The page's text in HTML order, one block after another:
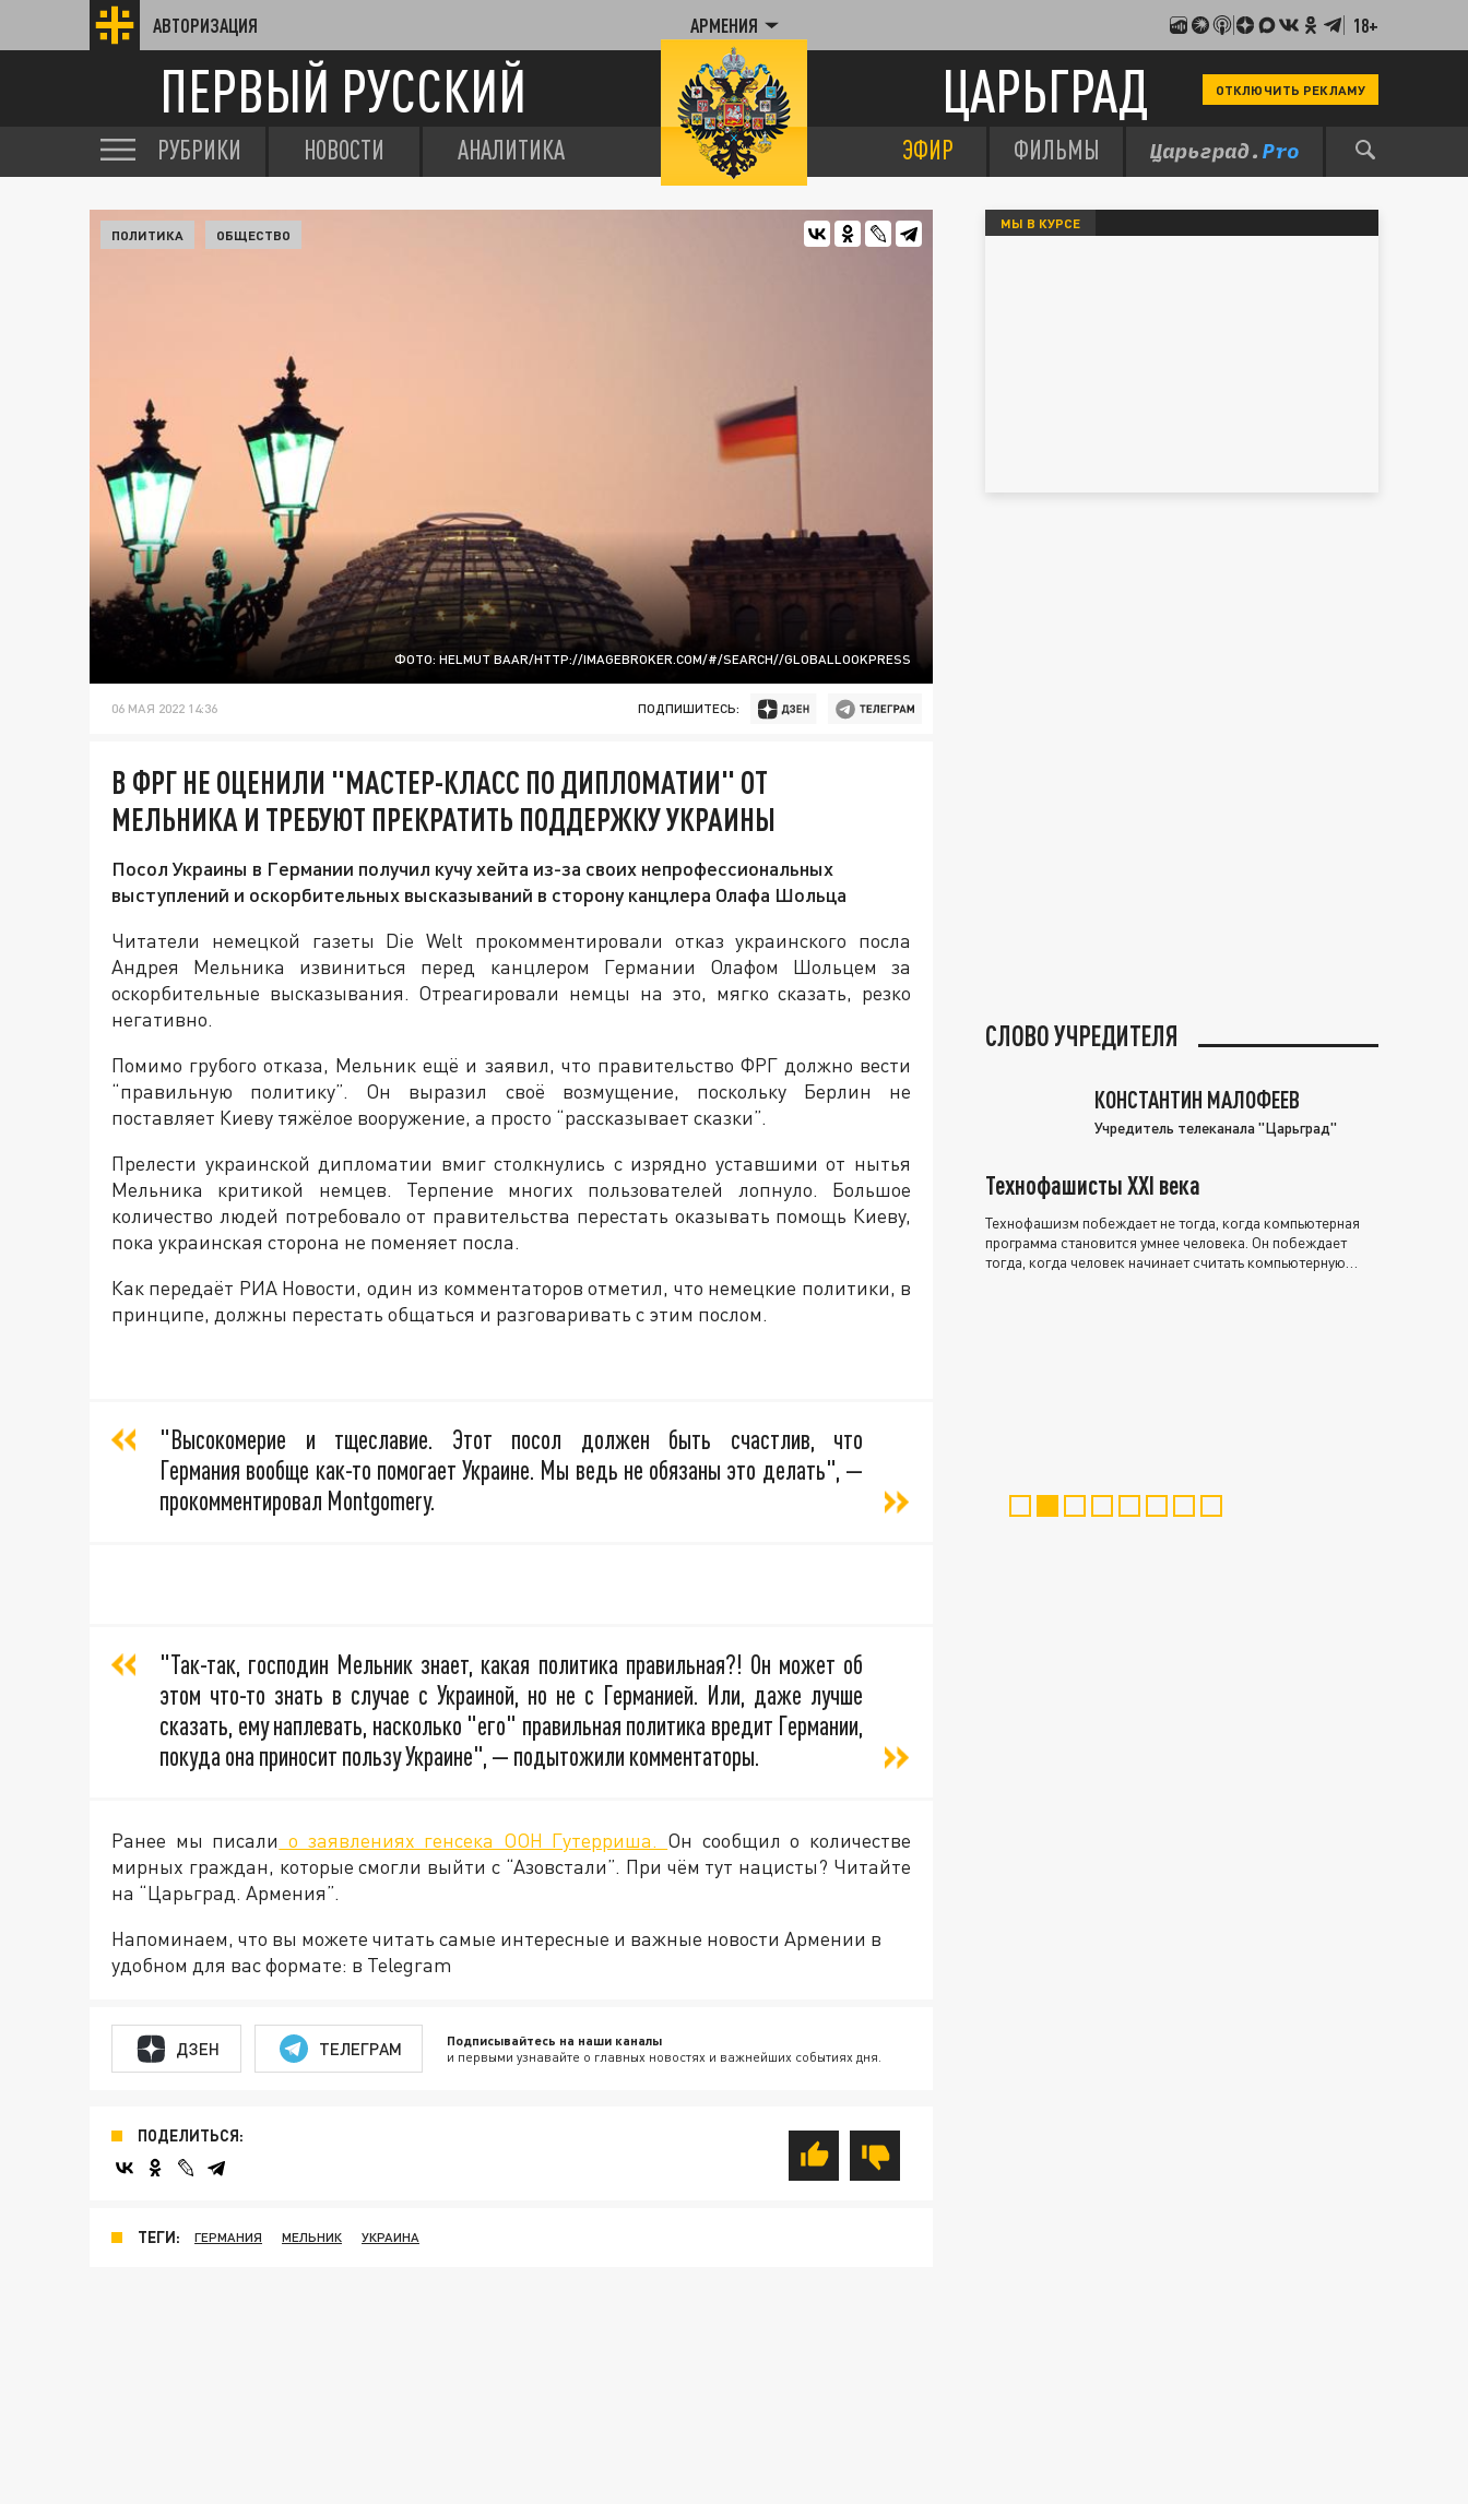
АВТОРИЗАЦИЯ АРМЕНИЯ 18+
ПЕРВЫЙ РУССКИЙ ЦАРЬГРАД ОТКЛЮЧИТЬ РЕКЛАМУ
РУБРИКИ НОВОСТИ АНАЛИТИКА ЭФИР ФИЛЬМЫ
ФОТО: HELMUT BAAR/HTTP://IMAGEBROKER.COM/#/SEARCH//GLOBALLOOKPRESS
ПОЛИТИКА ОБЩЕСТВО
06 МАЯ 2022 14:36 ПОДПИШИТЕСЬ:
В ФРГ НЕ ОЦЕНИЛИ "МАСТЕР-КЛАСС ПО ДИПЛОМАТИИ" ОТ
МЕЛЬНИКА И ТРЕБУЮТ ПРЕКРАТИТЬ ПОДДЕРЖКУ УКРАИНЫ
Посол Украины в Германии получил кучу хейта из-за своих непрофессиональных
выступлений и оскорбительных высказываний в сторону канцлера Олафа Шольца
Читатели немецкой газеты Die Welt прокомментировали отказ украинского посла
Андрея Мельника извиниться перед канцлером Германии Олафом Шольцем за
оскорбительные высказывания. Отреагировали немцы на это, мягко сказать, резко
негативно.
Помимо грубого отказа, Мельник ещё и заявил, что правительство ФРГ должно вести
“правильную политику”. Он выразил своё возмущение, поскольку Берлин не
поставляет Киеву тяжёлое вооружение, а просто “рассказывает сказки”.
Прелести украинской дипломатии вмиг столкнулись с изрядно уставшими от нытья
Мельника критикой немцев. Терпение многих пользователей лопнуло. Большое
количество людей потребовало от правительства перестать оказывать помощь Киеву,
пока украинская сторона не поменяет посла.
Как передаёт РИА Новости, один из комментаторов отметил, что немецкие политики, в
принципе, должны перестать общаться и разговаривать с этим послом.
"Высокомерие и тщеславие. Этот посол должен быть счастлив, что
Германия вообще как-то помогает Украине. Мы ведь не обязаны это делать", —
прокомментировал Montgomery.
"Так-так, господин Мельник знает, какая политика правильная?! Он может об
этом что-то знать в случае с Украиной, но не с Германией. Или, даже лучше
сказать, ему наплевать, насколько "его" правильная политика вредит Германии,
покуда она приносит пользу Украине", — подытожили комментаторы.
Ранее мы писали о заявлениях генсека ООН Гутерриша. Он сообщил о количестве
мирных граждан, которые смогли выйти с “Азовстали”. При чём тут нацисты? Читайте
на “Царьград. Армения”.
Напоминаем, что вы можете читать самые интересные и важные новости Армении в
удобном для вас формате: в Telegram
ДЗЕН ТЕЛЕГРАМ Подписывайтесь на наши каналы
и первыми узнавайте о главных новостях и важнейших событиях дня.
ПОДЕЛИТЬСЯ:
ТЕГИ: ГЕРМАНИЯ МЕЛЬНИК УКРАИНА
МЫ В КУРСЕ
СЛОВО УЧРЕДИТЕЛЯ
КОНСТАНТИН МАЛОФЕЕВ
Учредитель телеканала "Царьград"
Технофашисты XXI века
Технофашизм побеждает не тогда, когда компьютерная
программа становится умнее человека. Он побеждает
тогда, когда человек начинает считать компьютерную